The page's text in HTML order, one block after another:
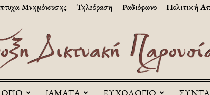
Μνημόνευσης Τηλεόραση Ραδιόφωνο Πολιτική